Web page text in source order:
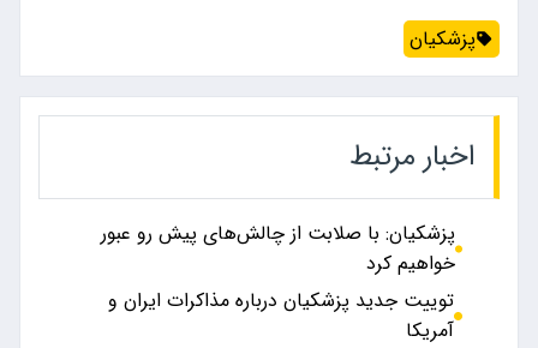
پزشکیان
اخبار مرتبط
پزشکیان: با صلابت از چالش‌های پیش رو عبور
خواهیم کرد
توییت جدید پزشکیان درباره مذاکرات ایران و
آمریکا